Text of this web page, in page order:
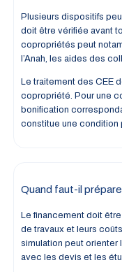
Plusieurs dispositifs
doit être vérifiée avant
copropriétés peut
l’Anah, les aides des
Le traitement des CEE
copropriété. Pour une
bonification
constitue une condition
Quand faut-il
Le financement doit
de travaux et leurs
simulation peut
avec les devis et les